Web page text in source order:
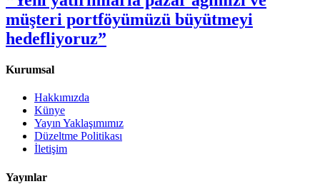
müşteri portföyümüzü büyütmeyi
hedefliyoruz”
Kurumsal
Hakkımızda
Künye
Yayın Yaklaşımımız
Düzeltme Politikası
İletişim
Yayınlar